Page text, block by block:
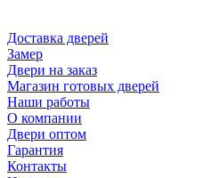
Доставка дверей
Замер
Двери на заказ
Магазин готовых дверей
Наши работы
О компании
Двери оптом
Гарантия
Контакты